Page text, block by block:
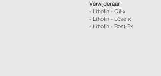
Verwijderaar
- Lithofin - Oil-x
- Lithofin - Lösefix
- Lithofin - Rost-Ex